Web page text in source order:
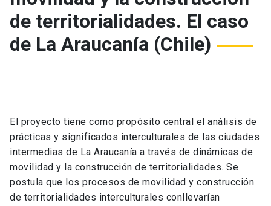
de territorialidades. El caso
de La Araucanía (Chile)
El proyecto tiene como propósito central el análisis de
prácticas y significados interculturales de las ciudades
intermedias de La Araucanía a través de dinámicas de
movilidad y la construcción de territorialidades. Se
postula que los procesos de movilidad y construcción
de territorialidades interculturales conllevarían